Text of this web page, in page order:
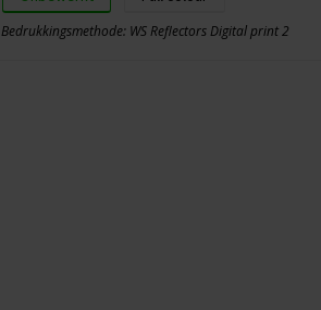
Bedrukkingsmethode: WS Reflectors Digital print 2